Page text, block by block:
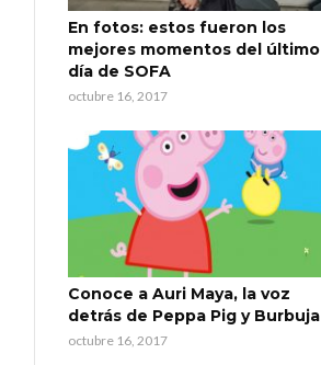
En fotos: estos fueron los
mejores momentos del último
día de SOFA
octubre 16, 2017
Conoce a Auri Maya, la voz
detrás de Peppa Pig y Burbuja
octubre 16, 2017